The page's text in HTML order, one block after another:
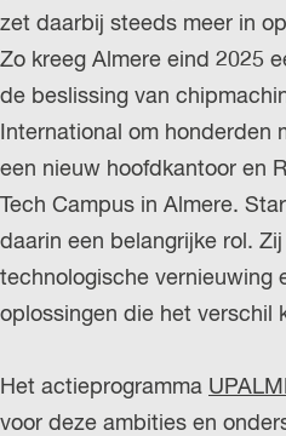
:
N
e
d
e
r
l
a
n
s
zet daarbij steeds meer in
Zo kreeg Almere eind 2025
de beslissing van
International om honderden
een nieuw hoofdkantoor en
Tech Campus in Almere.
daarin een belangrijke rol.
technologische vernieuwing
oplossingen die het verschil
Het actieprogramma
voor deze ambities en